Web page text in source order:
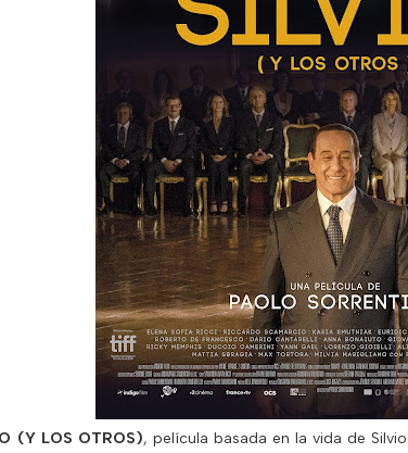
(Y LOS OTROS), película basada en la vida de